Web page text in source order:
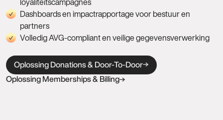
Dashboards en impactrapportage voor bestuur en
partners
Volledig AVG-compliant en veilige gegevensverwerking
Oplossing Donations & Door-To-Door
Oplossing Memberships & Billing